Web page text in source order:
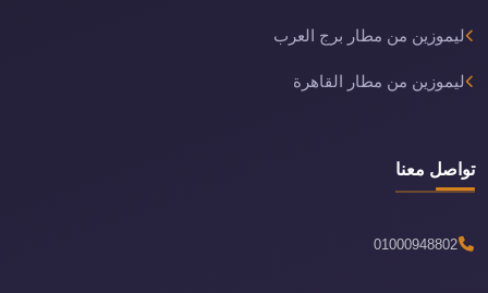
ليموزين من مطار برج العرب
ليموزين من مطار القاهرة
تواصل معنا
01000948802